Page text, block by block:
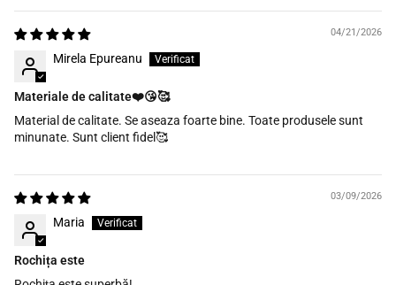
04/21/2026
Mirela Epureanu
Materiale de calitate❤️😘🥰
Material de calitate. Se aseaza foarte bine. Toate produsele sunt
minunate. Sunt client fidel🥰
03/09/2026
Maria
Rochița este